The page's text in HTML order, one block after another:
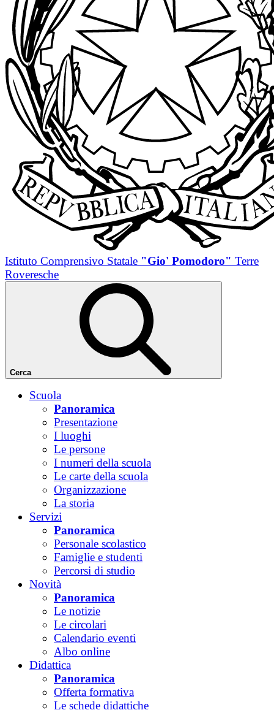
Istituto Comprensivo Statale "Gio' Pomodoro" Terre
Roveresche
Cerca
Scuola
Panoramica
Presentazione
I luoghi
Le persone
I numeri della scuola
Le carte della scuola
Organizzazione
La storia
Servizi
Panoramica
Personale scolastico
Famiglie e studenti
Percorsi di studio
Novità
Panoramica
Le notizie
Le circolari
Calendario eventi
Albo online
Didattica
Panoramica
Offerta formativa
Le schede didattiche